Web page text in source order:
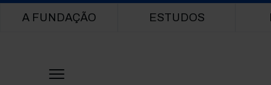
Main navigation
A FUNDAÇÃO ESTUDOS